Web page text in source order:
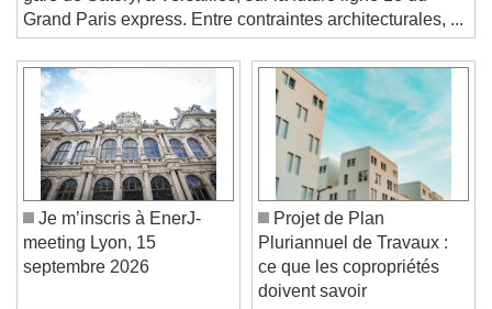
gare de Satory, à Versailles, sur la future ligne 18 du
Grand Paris express. Entre contraintes architecturales, ...
Je m’inscris à EnerJ-
meeting Lyon, 15
Projet de Plan
Pluriannuel de Travaux :
ce que les copropriétés